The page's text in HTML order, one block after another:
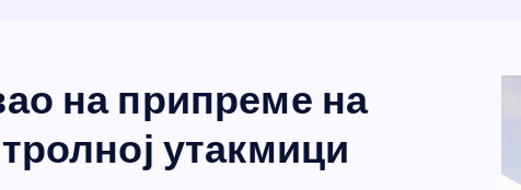
на припреме на
утакмици